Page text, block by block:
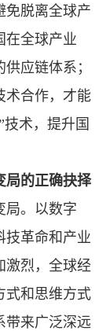
免脱离全球产
在全球产业
应链体系；
术合作，才能
术，提升国
局的正确抉择
局。以数字
技革命和产业
激烈，全球经
式和思维方式
带来广泛深远